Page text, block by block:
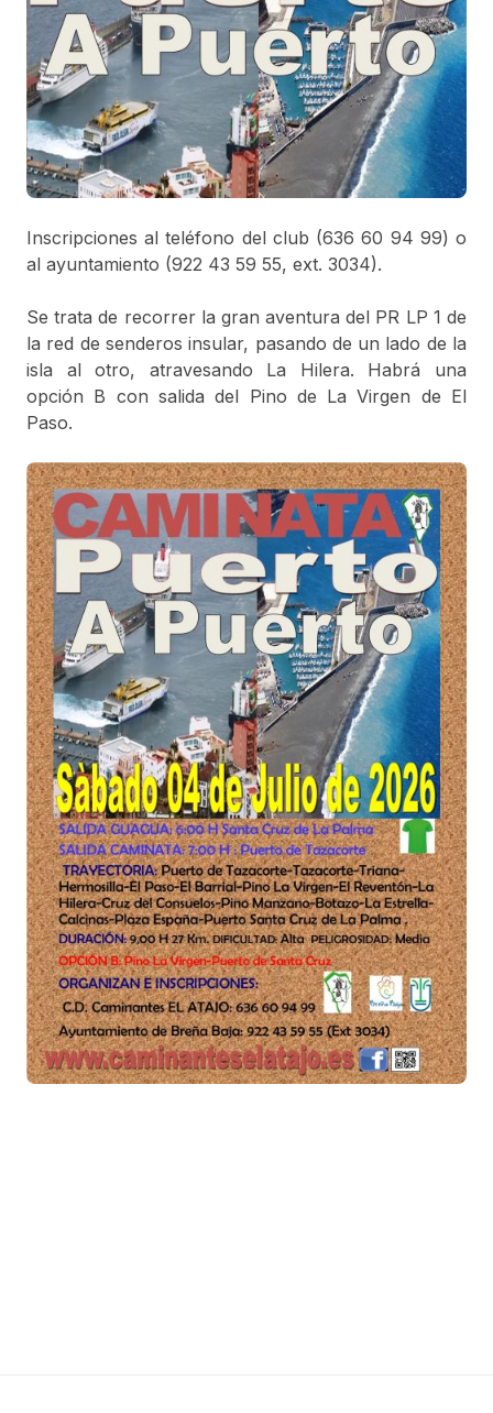
Inscripciones al teléfono del club (636 60 94 99) o
al ayuntamiento (922 43 59 55, ext. 3034).
Se trata de recorrer la gran aventura del PR LP 1 de
la red de senderos insular, pasando de un lado de la
isla al otro, atravesando La Hilera. Habrá una
opción B con salida del Pino de La Virgen de El
Paso.
CookieScriptConsent
.bbaja.es 1 month
El servicio Cookie-
Script.com utiliza
esta cookie para
recordar las
preferencias de
consentimiento de
cookies del
visitante. Es
necesario que el
banner de cookies
de Cookie-
Script.com
funcione
{32}
www.bbaja.es